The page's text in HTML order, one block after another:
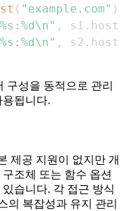
( "example.com" )
, s1 . host
, s2 . host
구성을 동적으로 관리
됩니다.
제공 지원이 없지만 개
조체 또는 함수 옵션
습니다. 각 접근 방식
의 복잡성과 유지 관리